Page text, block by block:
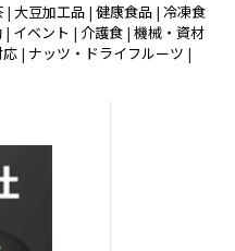
| 大豆加工品 | 健康食品 | 冷凍食
| イベント | 介護食 | 機械・資材
| ナッツ・ドライフルーツ |